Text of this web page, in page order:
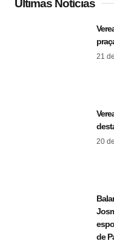
Últimas Notícias
21
20
de